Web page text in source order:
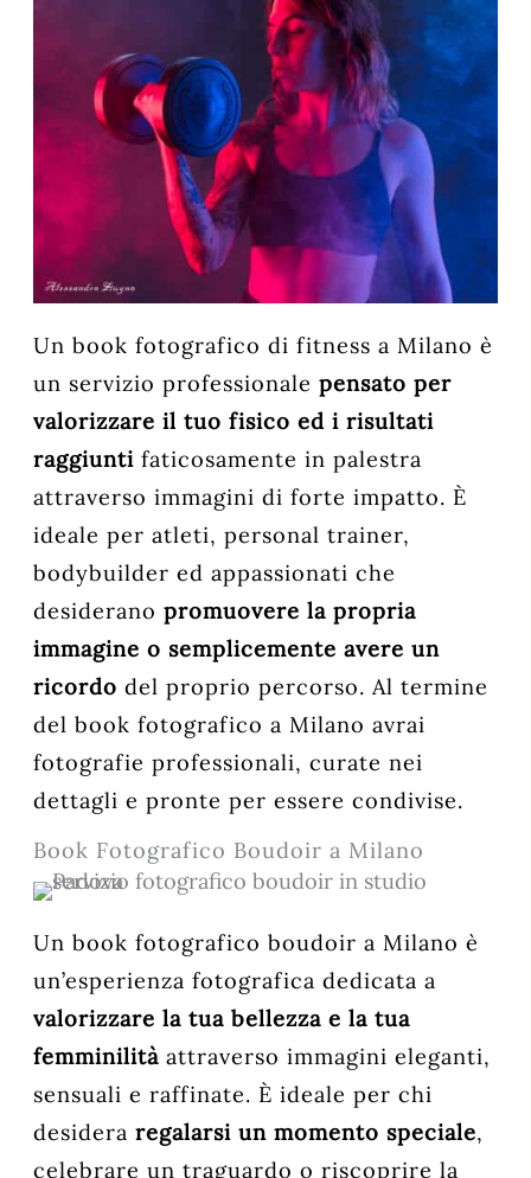
Un book fotografico di fitness a Milano è
un servizio professionalepensato per
valorizzare il tuo fisico ed i risultati
raggiuntifaticosamente in palestra
attraverso immagini di forte impatto. È
ideale per atleti, personal trainer,
bodybuilder ed appassionati che
desideranopromuovere la propria
immagine o semplicemente avere un
ricordo del proprio percorso. Al termine
del book fotografico a Milano avrai
fotografie professionali, curate nei
dettagli e pronte per essere condivise.
Book Fotografico Boudoir a Milano
Un book fotografico boudoir a Milano è
un’esperienza fotografica dedicata a
valorizzare la tua bellezza e la tua
femminilitàattraverso immagini eleganti,
sensuali e raffinate. È ideale per chi
desideraregalarsi un momento speciale,
celebrare un traguardo o riscoprire la